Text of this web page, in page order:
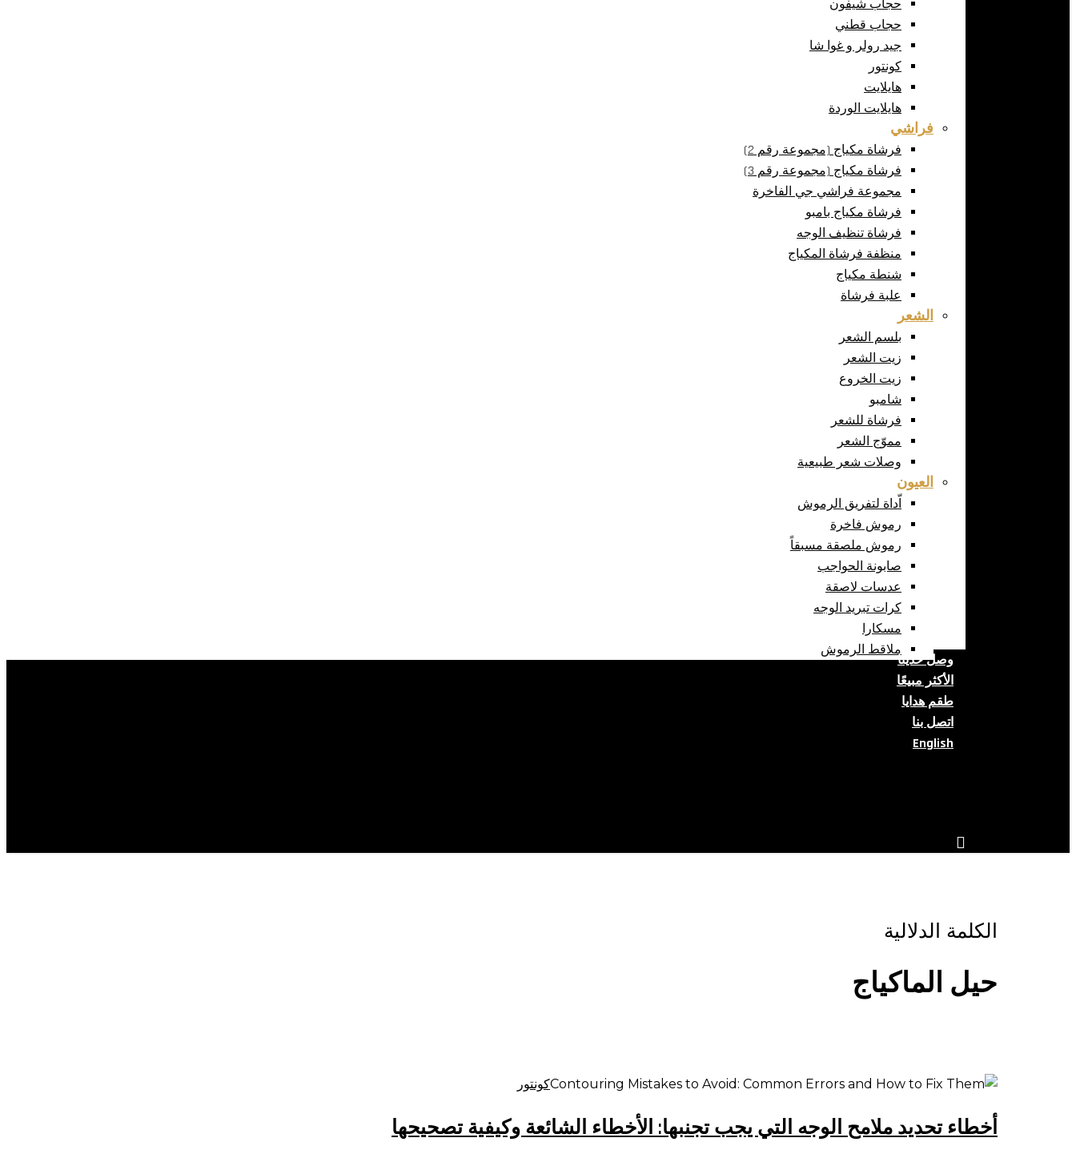
حجاب شيفون
حجاب قطني
جيد رولر و غوا شا
كونتور
هايلايت
هايلايت الوردة
فراشي
فرشاة مكياج (مجموعة رقم 2)
فرشاة مكياج (مجموعة رقم 3)
مجموعة فراشي جي الفاخرة
فرشاة مكياج بامبو
فرشاة تنظيف الوجه
منظفة فرشاة المكياج
شنطة مكياج
علبة فرشاة
الشعر
بلسم الشعر
زيت الشعر
زيت الخروع
شامبو
فرشاة للشعر
مموّج الشعر
وصلات شعر طبيعية
العيون
اّداة لتفريق الرموش
رموش فاخرة
رموش ملصقة مسبقاً
صابونة الحواجب
عدسات لاصقة
كرات تبريد الوجه
مسكارا
ملاقط الرموش
وصل حديثا
الأكثر مبيعًا
طقم هدايا
اتصل بنا
English
الكلمة الدلالية
حيل الماكياج
أخطاء
ملامح
كونتور
أخطاء تحديد ملامح الوجه التي يجب تجنبها: الأخطاء الشائعة وكيفية تصحيحها